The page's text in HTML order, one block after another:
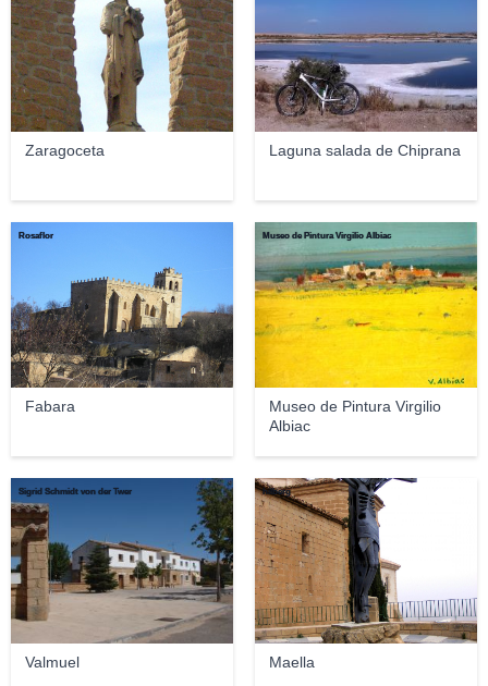
Zaragoceta Laguna salada de Chiprana
Fabara
Rosaflor
Museo de Pintura Virgilio
Albiac
Museo de Pintura Virgilio Albiac
Valmuel
Sigrid Schmidt von der Twer
Maella
hilberg